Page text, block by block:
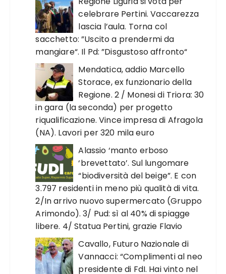
celebrare Pertini. Vaccarezza
lascia l’aula. Torna col
sacchetto: ”Uscito a prendermi da
mangiare“. Il Pd: ”Disgustoso affronto“
Mendatica, addio Marcello
Storace, ex funzionario della
Regione. 2 / Monesi di Triora: 30
in gara (la seconda) per progetto
riqualificazione. Vince impresa di Afragola
(NA). Lavori per 320 mila euro
Alassio ‘manto erboso
‘brevettato’. Sul lungomare
“biodiversità del beige”. E con
3.797 residenti in meno più qualità di vita.
2/In arrivo nuovo supermercato (Gruppo
Arimondo). 3/ Pud: sì al 40% di spiagge
libere. 4/ Statua Pertini, grazie Flavio
Cavallo, Futuro Nazionale di
Vannacci: “Complimenti al neo
presidente di FdI. Hai vinto nel